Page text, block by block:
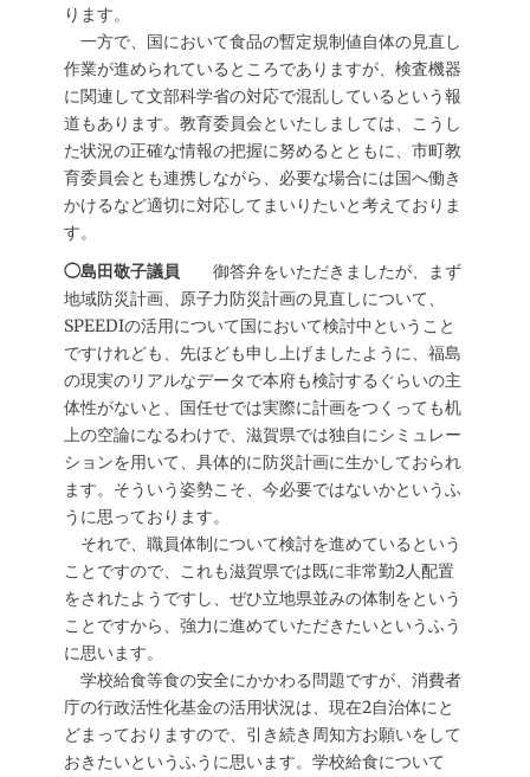
ります。
一方で、国において食品の暫定規制値自体の見直し
作業が進められているところでありますが、検査機器
に関連して文部科学省の対応で混乱しているという報
道もあります。教育委員会といたしましては、こうし
た状況の正確な情報の把握に努めるとともに、市町教
育委員会とも連携しながら、必要な場合には国へ働き
かけるなど適切に対応してまいりたいと考えておりま
す。
◯島田敬子議員 御答弁をいただきましたが、まず
地域防災計画、原子力防災計画の見直しについて、
SPEEDIの活用について国において検討中ということ
ですけれども、先ほども申し上げましたように、福島
の現実のリアルなデータで本府も検討するぐらいの主
体性がないと、国任せでは実際に計画をつくっても机
上の空論になるわけで、滋賀県では独自にシミュレー
ションを用いて、具体的に防災計画に生かしておられ
ます。そういう姿勢こそ、今必要ではないかというふ
うに思っております。
それで、職員体制について検討を進めているという
ことですので、これも滋賀県では既に非常勤2人配置
をされたようですし、ぜひ立地県並みの体制をという
ことですから、強力に進めていただきたいというふう
に思います。
学校給食等食の安全にかかわる問題ですが、消費者
庁の行政活性化基金の活用状況は、現在2自治体にと
どまっておりますので、引き続き周知方お願いをして
おきたいというふうに思います。学校給食について